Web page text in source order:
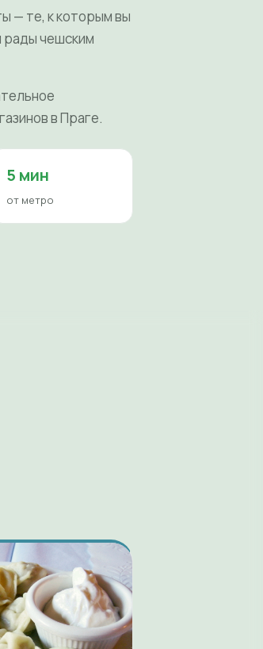
— те, к которым вы
рады чешским
в Праге.
5 мин
от метро